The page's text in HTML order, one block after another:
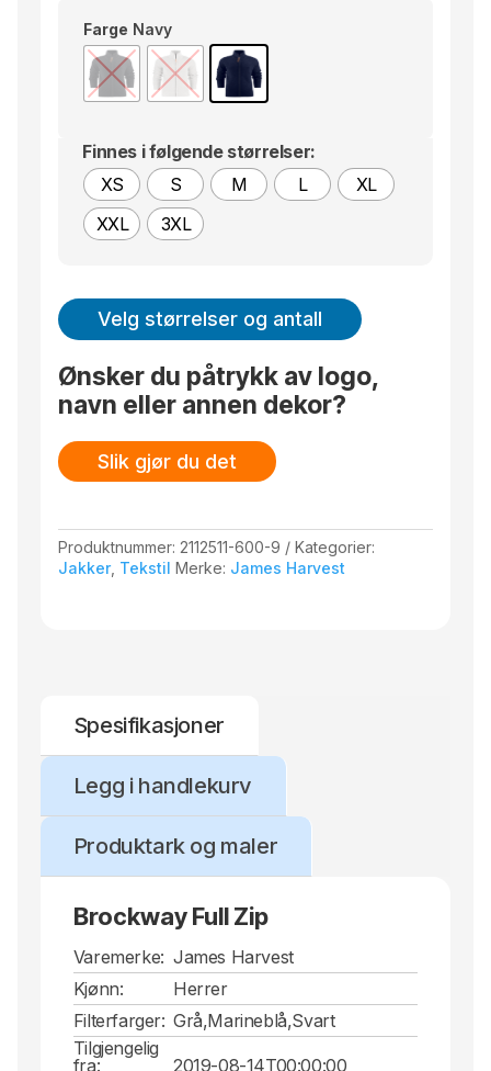
Farge Navy
Finnes i følgende størrelser:
XS
S M L
XL
XXL
3XL
Velg størrelser og antall
Ønsker du påtrykk av logo,
navn eller annen dekor?
Slik gjør du det
Produktnummer: 2112511-600-9
Kategorier:
Jakker, Tekstil Merke: James Harvest
Spesifikasjoner
Legg i handlekurv
Produktark og maler
Brockway Full Zip
Varemerke: James Harvest
Kjønn:
Herrer
Filterfarger: Grå,Marineblå,Svart
Tilgjengelig
fra:
2019-08-14T00:00:00